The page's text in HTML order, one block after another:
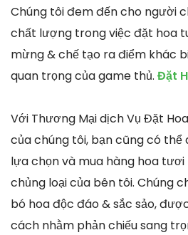
Chúng tôi đem đến cho người
chất lượng trong việc đặt hoa
mừng & chế tạo ra điểm khác
quan trọng của game thủ. Đặt
Với Thương Mại dịch Vụ Đặt
của chúng tôi, bạn cũng có thể
lựa chọn và mua hàng hoa
chủng loại của bên tôi. Chúng
bó hoa độc đáo & sắc sảo,
cách nhằm phản chiếu sang